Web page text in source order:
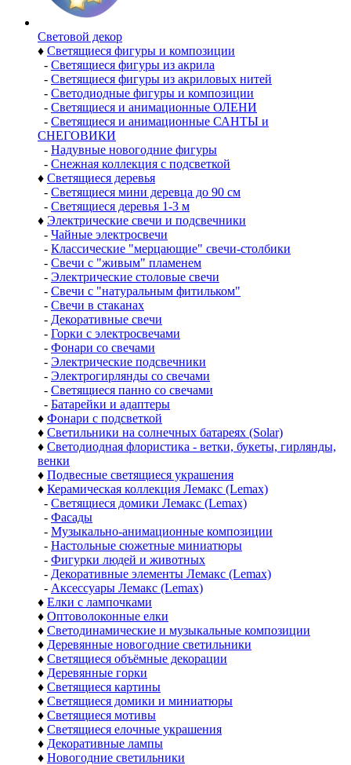
Световой декор
♦ Светящиеся фигуры и композиции
- Светящиеся фигуры из акрила
- Светящиеся фигуры из акриловых нитей
- Светодиодные фигуры и композиции
- Светящиеся и анимационные ОЛЕНИ
- Светящиеся и анимационные САНТЫ и
СНЕГОВИКИ
- Надувные новогодние фигуры
- Снежная коллекция с подсветкой
♦ Светящиеся деревья
- Светящиеся мини деревца до 90 см
- Светящиеся деревья 1-3 м
♦ Электрические свечи и подсвечники
- Чайные электросвечи
- Классические "мерцающие" свечи-столбики
- Свечи с "живым" пламенем
- Электрические столовые свечи
- Свечи с "натуральным фитильком"
- Свечи в стаканах
- Декоративные свечи
- Горки с электросвечами
- Фонари со свечами
- Электрические подсвечники
- Электрогирлянды со свечами
- Светящиеся панно со свечами
- Батарейки и адаптеры
♦ Фонари с подсветкой
♦ Светильники на солнечных батареях (Solar)
♦ Светодиодная флористика - ветки, букеты, гирлянды,
венки
♦ Подвесные светящиеся украшения
♦ Керамическая коллекция Лемакс (Lemax)
- Светящиеся домики Лемакс (Lemax)
- Фасады
- Музыкально-анимационные композиции
- Настольные сюжетные миниатюры
- Фигурки людей и животных
- Декоративные элементы Лемакс (Lemax)
- Аксессуары Лемакс (Lemax)
♦ Елки с лампочками
♦ Оптоволоконные елки
♦ Светодинамические и музыкальные композиции
♦ Деревянные новогодние светильники
♦ Светящиеся объёмные декорации
♦ Деревянные горки
♦ Светящиеся картины
♦ Светящиеся домики и миниатюры
♦ Светящиеся мотивы
♦ Светящиеся елочные украшения
♦ Декоративные лампы
♦ Новогодние светильники